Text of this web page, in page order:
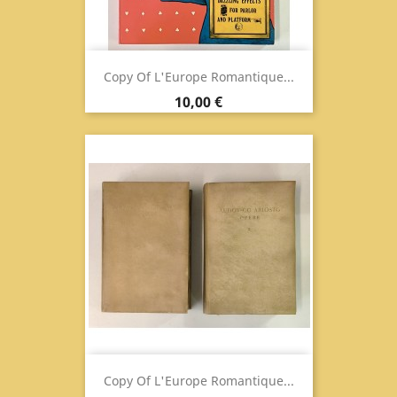
Copy Of L'Europe Romantique...
Prix
10,00 €
Copy Of L'Europe Romantique...